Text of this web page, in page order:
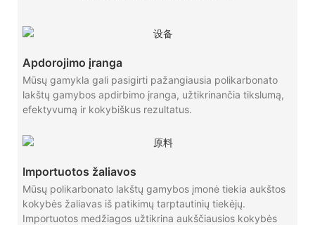
Apdorojimo įranga
Mūsų gamykla gali pasigirti pažangiausia polikarbonato
lakštų gamybos apdirbimo įranga, užtikrinančia tikslumą,
efektyvumą ir kokybiškus rezultatus.
Importuotos žaliavos
Mūsų polikarbonato lakštų gamybos įmonė tiekia aukštos
kokybės žaliavas iš patikimų tarptautinių tiekėjų.
Importuotos medžiagos užtikrina aukščiausios kokybės